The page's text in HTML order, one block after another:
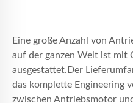
Eine große Anzahl von
auf der ganzen Welt ist mit
ausgestattet.Der
das komplette Engineering
zwischen Antriebsmotor